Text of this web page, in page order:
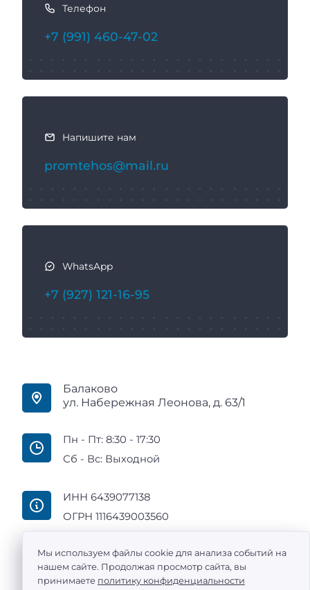
з
а
Телефон
+7 (991) 460-47-02
Напишите нам
promtehos@mail.ru
WhatsApp
+7 (927) 121-16-95
Балаково
ул. Набережная Леонова, д. 63/1
Пн - Пт: 8:30 - 17:30
Сб - Вс: Выходной
ИНН 6439077138
ОГРН 1116439003560
ООО «Промтехоснащение» — поставка
Мы используем файлы cookie для анализа событий на
нашем сайте. Продолжая просмотр сайта, вы
принимаете политику конфиденциальности